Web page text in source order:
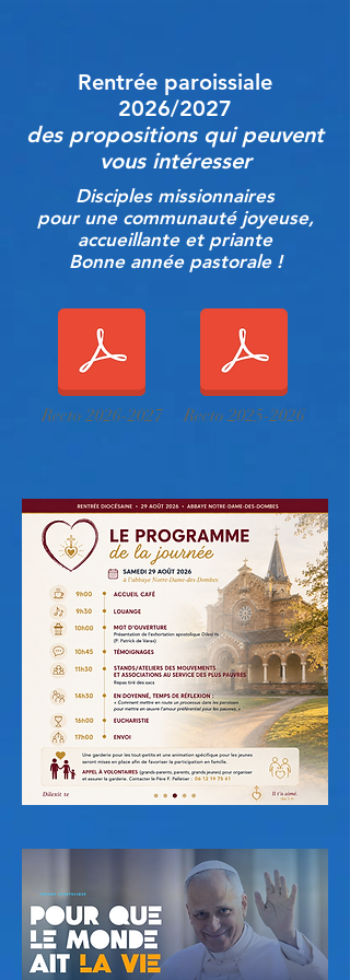
Rentrée paroissiale
2026/2027
des propositions qui peuvent
vous intéresser
Disciples missionnaires
pour une communauté joyeuse,
accueillante et priante
Bonne année pastorale !
Recto 2026-2027 Recto 2025-2026